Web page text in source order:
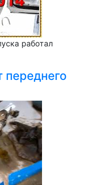
работал
переднего